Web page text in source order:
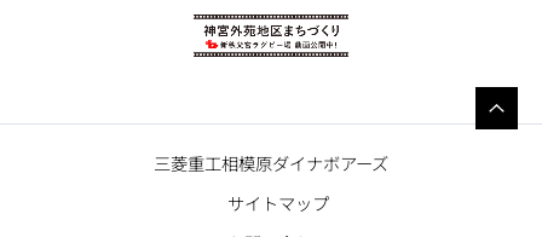
三菱重工相模原ダイナボアーズ
サイトマップ